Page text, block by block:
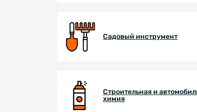
Садовый инструмент
Строительная и
химия